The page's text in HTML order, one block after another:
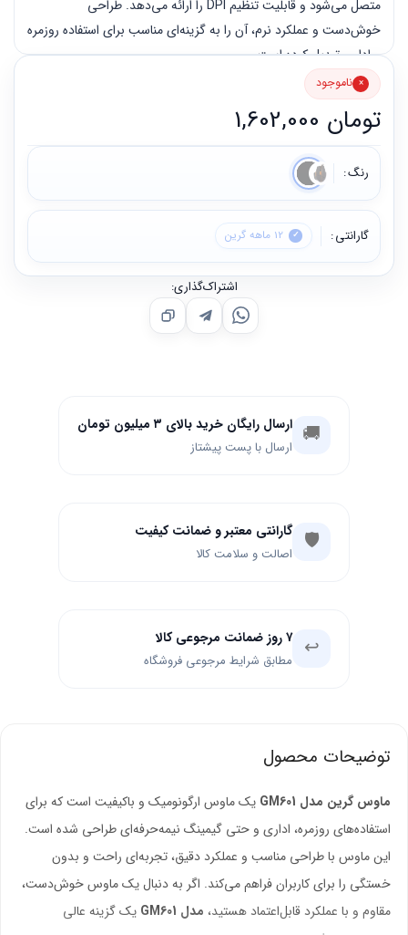
متصل می‌شود و قابلیت تنظیم DPI را ارائه می‌دهد. طراحی
خوش‌دست و عملکرد نرم، آن را به گزینه‌ای مناسب برای استفاده روزمره
و اداری تبدیل کرده است.
تومان
ناموجود
رنگ
گارانتی 12 ماهه گرین
اشتراک‌گذاری:
🚚 ارسال رایگان خرید بالای ۳ میلیون تومان
ارسال با پست پیشتاز
🛡️ گارانتی معتبر و ضمانت کیفیت
اصالت و سلامت کالا
↩️ ۷ روز ضمانت مرجوعی کالا
مطابق شرایط مرجوعی فروشگاه
توضیحات محصول
ماوس گرین مدل GM601
یک ماوس ارگونومیک و باکیفیت است که برای
استفاده‌های روزمره، اداری و حتی گیمینگ نیمه‌حرفه‌ای طراحی شده است.
این ماوس با طراحی مناسب و عملکرد دقیق، تجربه‌ای راحت و بدون
خستگی را برای کاربران فراهم می‌کند. اگر به دنبال یک ماوس خوش‌دست،
مقاوم و با عملکرد قابل‌اعتماد هستید، مدل GM601
یک گزینه عالی